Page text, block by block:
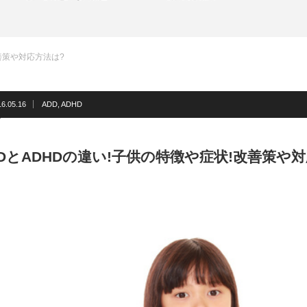
や対応方法は?
ADD ADHD
とADHDの違い!子供の特徴や症状!改善策や